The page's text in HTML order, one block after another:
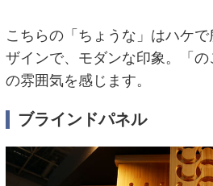
こちらの「ちょうな」はハケ
ザインで、モダンな印象。「
の雰囲気を感じます。
ブラインドパネル